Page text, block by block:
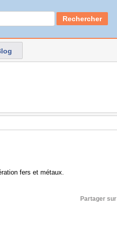
Rechercher
fers et métaux.
Partager sur